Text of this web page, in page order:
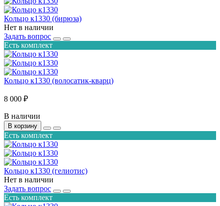
Кольцо к1330 (бирюза)
Нет в наличии
Задать вопрос
Есть комплект
Кольцо к1330 (волосатик-кварц)
8 000 ₽
В наличии
В корзину
Есть комплект
Кольцо к1330 (гелиотис)
Нет в наличии
Задать вопрос
Есть комплект